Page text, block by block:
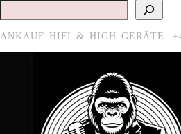
Suchen
ANKAUF HIFI & HIGH GERÄTE: